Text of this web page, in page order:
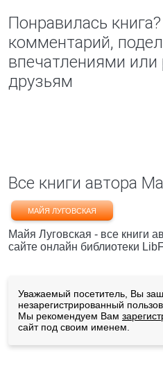
Понравилась
комментарий,
впечатлениями или
друзьям
Все книги автора
МАЙЯ ЛУГОВСКАЯ
Майя Луговская - все книги
сайте онлайн библиотеки
Уважаемый посетитель, Вы
незарегистрированный
Мы рекомендуем Вам
сайт под своим именем.